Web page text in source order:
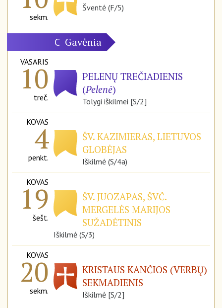
sekm.
Šventė (F/5)
C Gavėnia
VASARIS
10
treč.
PELENŲ TREČIADIENIS
(Pelenė)
Tolygi iškilmei [S/2]
KOVAS
4
penkt.
ŠV. KAZIMIERAS, LIETUVOS
GLOBĖJAS
Iškilmė (S/4a)
KOVAS
19
šešt.
ŠV. JUOZAPAS, ŠVČ.
MERGELĖS MARIJOS
SUŽADĖTINIS
Iškilmė (S/3)
KOVAS
20
sekm.
KRISTAUS KANČIOS (VERBŲ)
SEKMADIENIS
Iškilmė [S/2]